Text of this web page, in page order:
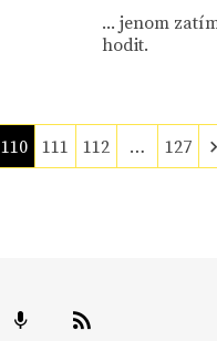
... jenom
hodit.
110 111 112 … 127